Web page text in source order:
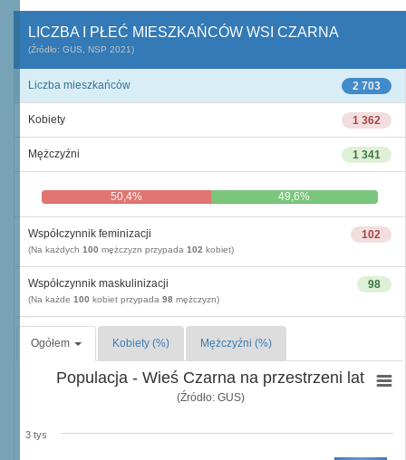
LICZBA I PŁEĆ MIESZKAŃCÓW WSI CZARNA
(Źródło: GUS, NSP 2021)
2 703
Liczba mieszkańców
1 362
Kobiety
1 341
Mężczyźni
50,4% 49,6%
102
Współczynnik feminizacji
(Na każdych 100 mężczyzn przypada 102 kobiet)
98
Współczynnik maskulinizacji
(Na każde 100 kobiet przypada 98 mężczyzn)
Ogółem Kobiety (%) Mężczyźni (%)
Populacja - Wieś Czarna na przestrzeni lat
(Źródło: GUS)
3 tys